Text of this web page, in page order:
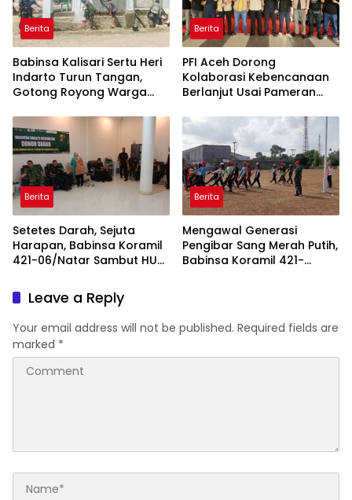
Berita
Babinsa Kalisari Sertu Heri
Indarto Turun Tangan,
Gotong Royong Warga
Miftahussalam
Berita
PFI Aceh Dorong
Kolaborasi Kebencanaan
Berlanjut Usai Pameran
Berita
Setetes Darah, Sejuta
Harapan, Babinsa Koramil
421-06/Natar Sambut HUT
Inten
Berita
Mengawal Generasi
Pengibar Sang Merah Putih,
Babinsa Koramil 421-
ke-81
Leave a Reply
Your email address will not be published. Required fields are
marked *